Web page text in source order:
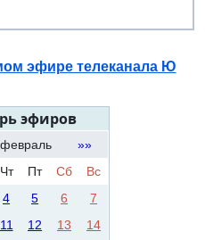
эфире телеканала Ю
эфиров
»»
Чт Пт Сб
Вс
4 5 6
7
11 12 13
14